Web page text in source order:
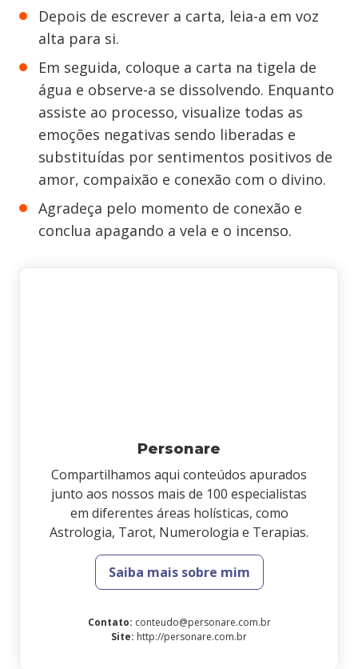
Depois de escrever a carta, leia-a em voz
alta para si.
Em seguida, coloque a carta na tigela de
água e observe-a se dissolvendo. Enquanto
assiste ao processo, visualize todas as
emoções negativas sendo liberadas e
substituídas por sentimentos positivos de
amor, compaixão e conexão com o divino.
Agradeça pelo momento de conexão e
conclua apagando a vela e o incenso.
Personare
Compartilhamos aqui conteúdos apurados
junto aos nossos mais de 100 especialistas
em diferentes áreas holísticas, como
Astrologia, Tarot, Numerologia e Terapias.
Saiba mais sobre mim
Contato: conteudo@personare.com.br
Site: http://personare.com.br